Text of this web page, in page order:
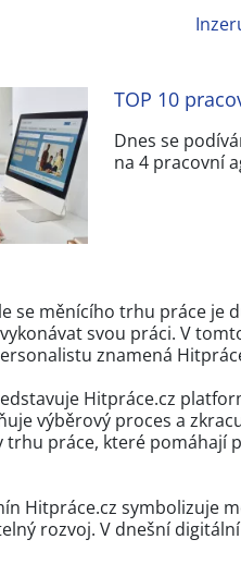
TOP 10
Dnes se
na 4 pracovní
se měnícího trhu práce je
svou práci. V
znamená
Hitpráce.cz
výběrový proces a
trhu práce, které
Hitpráce.cz symbolizuje
rozvoj. V dnešní